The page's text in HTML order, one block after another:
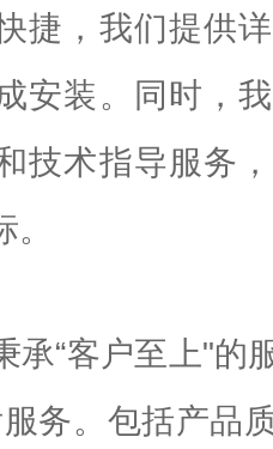
捷，我们提供
安装。同时，
技术指导服务
承“客户至上"的
务。包括产品